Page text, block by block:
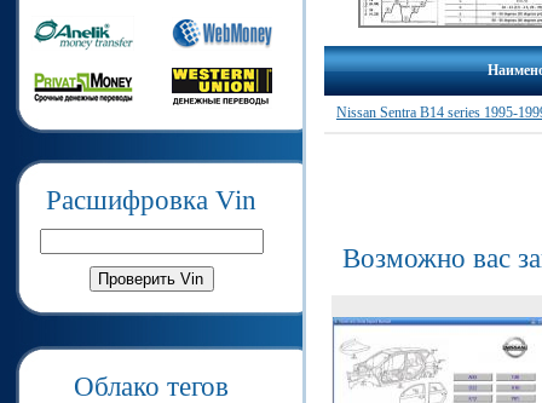
Расшифровка Vin
Облако тегов
Nissan Sentra B14 series 1995-
Возможно вас